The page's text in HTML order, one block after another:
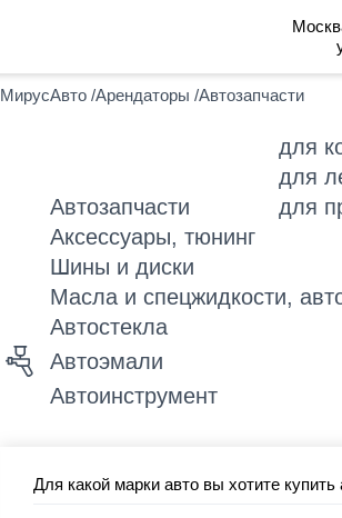
МирусАвто /Арендаторы /Автозапчасти
Автозапчасти
для
для
для
Аксессуары, тюнинг
Шины и диски
Масла и спецжидкости,
Автостекла
Автоэмали
Автоинструмент
Для какой марки авто вы хотите купить